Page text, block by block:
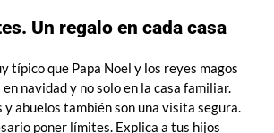
Un regalo en cada casa
típico que Papa Noel y los reyes magos
navidad y no solo en la casa familiar.
y abuelos también son una visita segura.
poner límites. Explica a tus hijos